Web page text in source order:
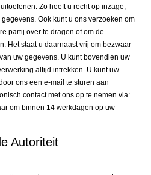
Zo heeft u recht op inzage,
Ook kunt u ons verzoeken om
partij over te dragen of om de
Het staat u daarnaast vrij om bezwaar
uw gegevens. U kunt bovendien uw
altijd intrekken. U kunt uw
ons een e-mail te sturen aan
contact met ons op te nemen via:
om binnen 14 werkdagen op uw
Autoriteit